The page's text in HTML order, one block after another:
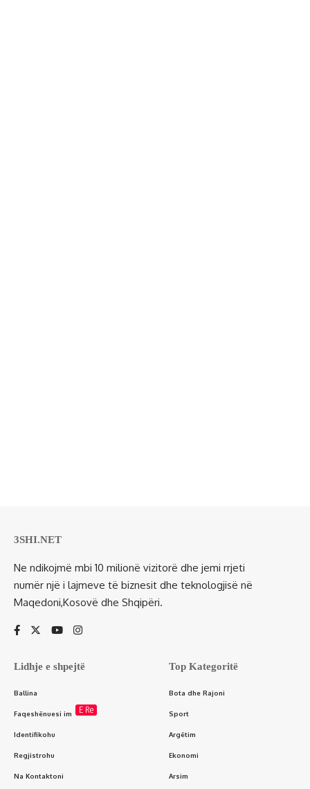
3SHI.NET
Ne ndikojmë mbi 10 milionë vizitorë dhe jemi rrjeti
numër një i lajmeve të biznesit dhe teknologjisë në
Maqedoni,Kosovë dhe Shqipëri.
Lidhje e shpejtë
Ballina
Faqeshënuesi im E Re
Identifikohu
Regjistrohu
Na Kontaktoni
Top Kategoritë
Bota dhe Rajoni
Sport
Argëtim
Ekonomi
Arsim